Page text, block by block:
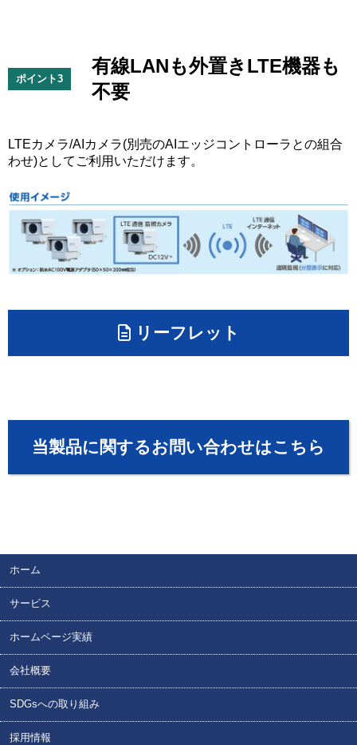
ポイント3
有線LANも外置きLTE機器も
不要
LTEカメラ/AIカメラ(別売のAIエッジコントローラとの組合
わせ)としてご利用いただけます。
リーフレット
当製品に関するお問い合わせはこちら
ホーム
サービス
ホームページ実績
会社概要
SDGsへの取り組み
採用情報